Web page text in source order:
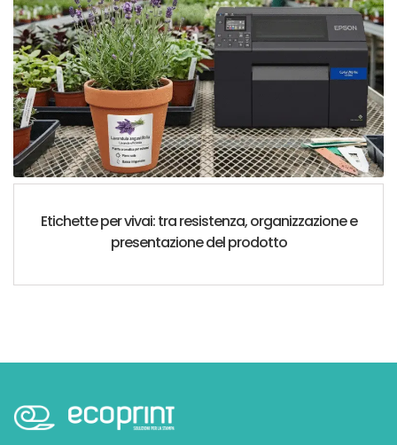
Etichette per vivai: tra resistenza, organizzazione e
presentazione del prodotto